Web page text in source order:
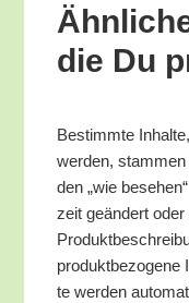
die Du
Bestimm­te
wer­den,
den „wie
zeit geän­dert
pro­dukt­be­zo­ge­ne
te wer­den